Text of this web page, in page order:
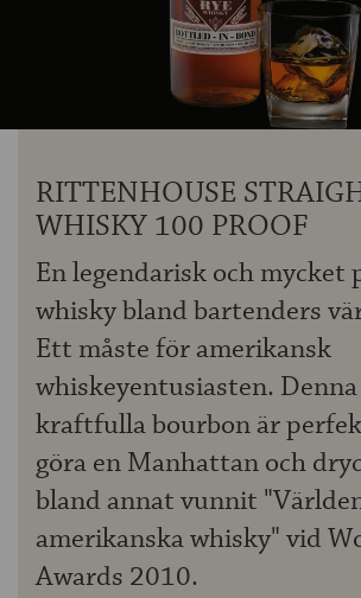
OM ÖLKOLLEN
KONTAKTA OSS
RITTENHOUSE
WHISKY 100 PROOF
En legendarisk och mycket
whisky bland bartenders
Ett måste för amerikansk
whiskeyentusiasten.
kraftfulla bourbon är
göra en Manhattan och
bland annat vunnit
amerikanska whisky" vid
Awards 2010.